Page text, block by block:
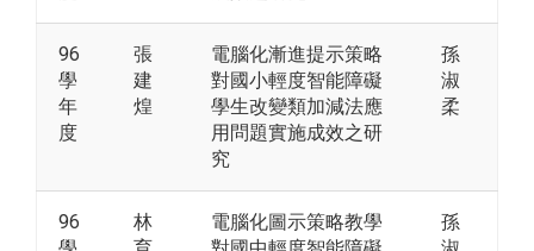
96
學
年
度
張
建
煌
電腦化漸進提示策略
對國小輕度智能障礙
學生改變類加減法應
用問題實施成效之研
究
孫
淑
柔
96
林
電腦化圖示策略教學
孫